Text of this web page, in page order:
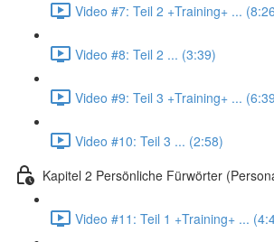
Video #7: Teil 2 +Training+ ...
Video #8: Teil 2 ... (3:39)
Video #9: Teil 3 +Training+ ...
Video #10: Teil 3 ... (2:58)
Kapitel 2 Persönliche Fürwörter
Video #11: Teil 1 +Training+ ...